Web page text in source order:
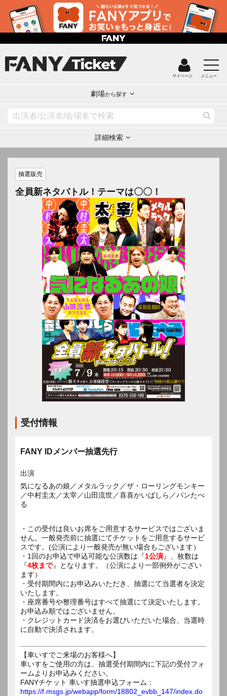
マイページ メニュー
劇場から探す
詳細検索
抽選販売
全員新ネタバトル！テーマは〇〇！
受付情報
FANY IDメンバー抽選先行
出演
気になるあの娘／メタルラック／ザ・ローリングモンキー
／中村圭太／太宰／山田流世／喜喜かいばしら／パンたべ
る
・この受付は良いお席をご用意するサービスではございま
せん。一般発売前に抽選にてチケットをご用意するサービ
スです。(公演により一般発売が無い場合もございます）
・1回のお申込で申込可能な公演数は『1公演』、枚数は
『4枚まで』となります。（公演により一部例外がござい
ます）
・受付期間内にお申込みいただき、抽選にて当選者を決定
いたします。
・座席番号や整理番号はすべて抽選にて決定いたします。
お申込み順ではございません。
・クレジットカード決済をお選びいただいた場合、当選時
に自動で決済されます。
【車いすでご来場のお客様へ】
車いすをご使用の方は、抽選受付期間内に下記の受付フォ
ームよりお申込みください。
FANYチケット 車いす抽選申込フォーム：
https://f.msgs.jp/webapp/form/18802_evbb_147/index.do